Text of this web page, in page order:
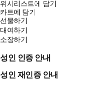
위시리스트에 담기
카트에 담기
선물하기
대여하기
소장하기
성인 인증 안내
성인 재인증 안내